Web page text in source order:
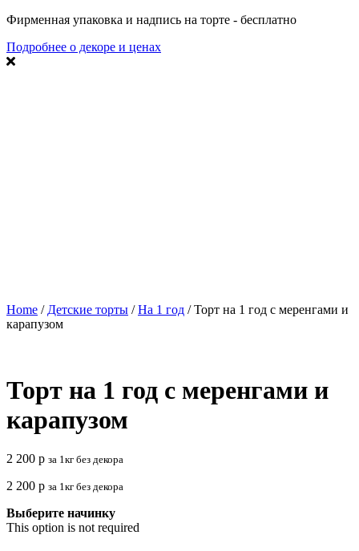
Фирменная упаковка и надпись на торте - бесплатно
Подробнее о декоре и ценах
Home / Детские торты /На 1 год / Торт на 1 год с меренгами и
карапузом
Торт на 1 год с меренгами и
карапузом
2 200 р за 1кг без декора
2 200 р за 1кг без декора
Выберите начинку
This option is not required